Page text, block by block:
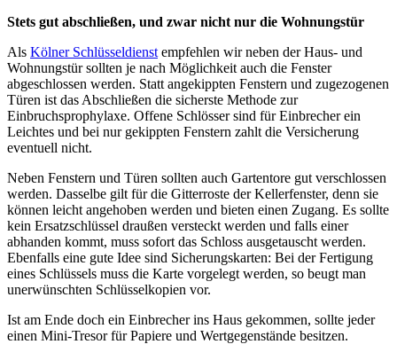
Stets gut abschließen, und zwar nicht nur die Wohnungstür
Als Kölner Schlüsseldienst empfehlen wir neben der Haus- und
Wohnungstür sollten je nach Möglichkeit auch die Fenster
abgeschlossen werden. Statt angekippten Fenstern und zugezogenen
Türen ist das Abschließen die sicherste Methode zur
Einbruchsprophylaxe. Offene Schlösser sind für Einbrecher ein
Leichtes und bei nur gekippten Fenstern zahlt die Versicherung
eventuell nicht.
Neben Fenstern und Türen sollten auch Gartentore gut verschlossen
werden. Dasselbe gilt für die Gitterroste der Kellerfenster, denn sie
können leicht angehoben werden und bieten einen Zugang. Es sollte
kein Ersatzschlüssel draußen versteckt werden und falls einer
abhanden kommt, muss sofort das Schloss ausgetauscht werden.
Ebenfalls eine gute Idee sind Sicherungskarten: Bei der Fertigung
eines Schlüssels muss die Karte vorgelegt werden, so beugt man
unerwünschten Schlüsselkopien vor.
Ist am Ende doch ein Einbrecher ins Haus gekommen, sollte jeder
einen Mini-Tresor für Papiere und Wertgegenstände besitzen.